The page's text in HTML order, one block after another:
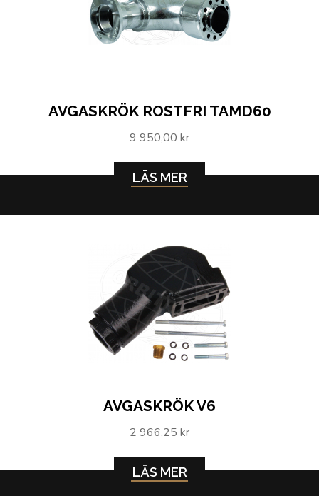
AVGASKRÖK ROSTFRI TAMD60
9 950,00 kr
LÄS MER
AVGASKRÖK V6
2 966,25 kr
LÄS MER